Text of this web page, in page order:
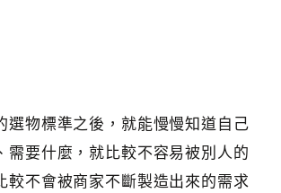
選物標準之後，就能慢慢知道自己
需要什麼，就比較不容易被別人的
較不會被商家不斷製造出來的需求